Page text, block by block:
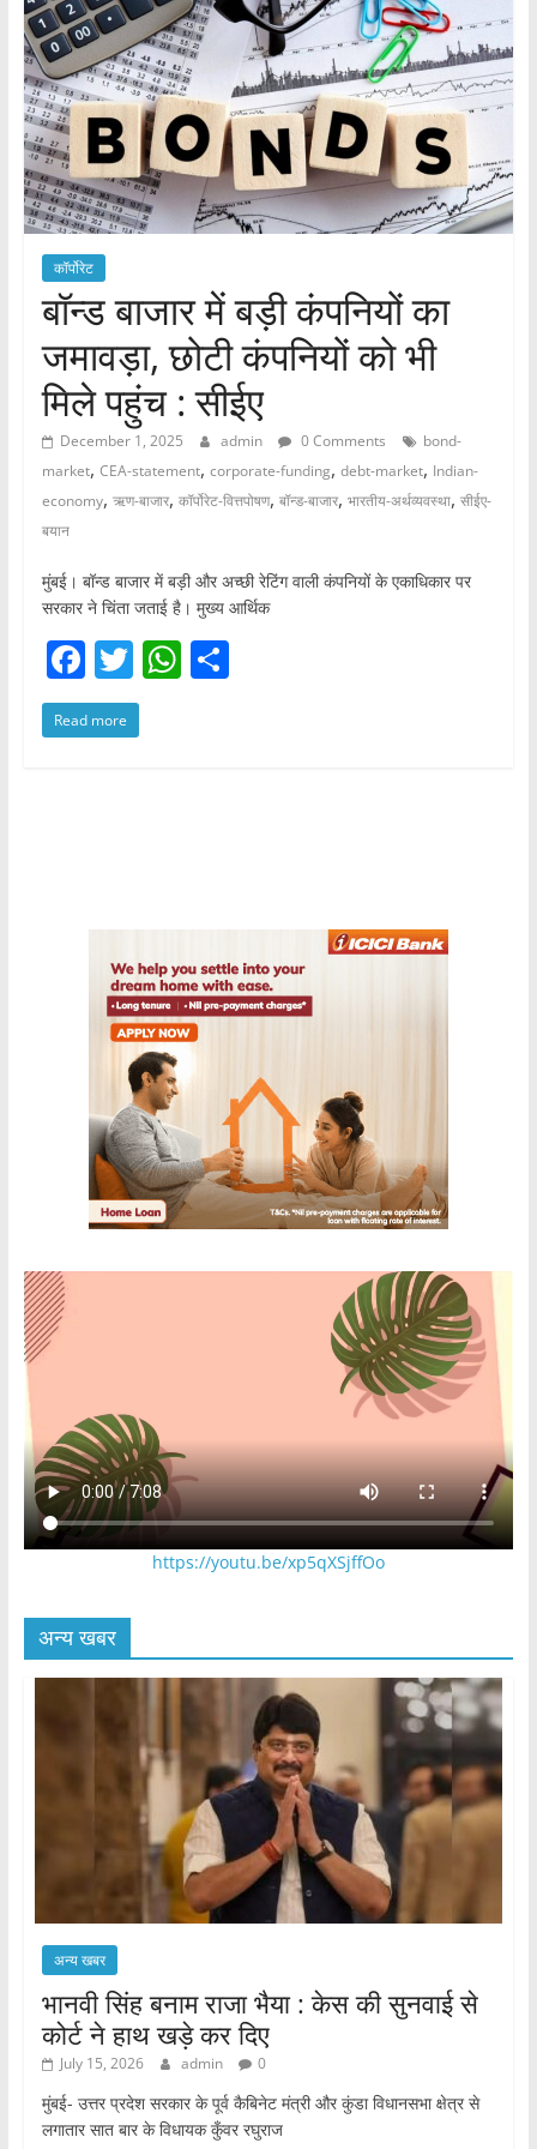
कॉर्पोरेट
बॉन्ड बाजार में बड़ी कंपनियों का
जमावड़ा, छोटी कंपनियों को भी
मिले पहुंच : सीईए
December 1, 2025 admin 0 Comments
bond-
market, CEA-statement, corporate-funding, debt-market, Indian-
economy, ऋण-बाजार, कॉर्पोरेट-वित्तपोषण, बॉन्ड-बाजार, भारतीय-अर्थव्यवस्था, सीईए-
बयान
मुंबई। बॉन्ड बाजार में बड़ी और अच्छी रेटिंग वाली कंपनियों के एकाधिकार पर
सरकार ने चिंता जताई है। मुख्य आर्थिक
F
a
c
k
T
w
itt
W S
Read more
https://youtu.be/xp5qXSjffOo
अन्य खबर
अन्य खबर
भानवी सिंह बनाम राजा भैया : केस की सुनवाई से
कोर्ट ने हाथ खड़े कर दिए
July 15, 2026 admin 0
मुंबई- उत्तर प्रदेश सरकार के पूर्व कैबिनेट मंत्री और कुंडा विधानसभा क्षेत्र से
लगातार सात बार के विधायक कुँवर रघुराज